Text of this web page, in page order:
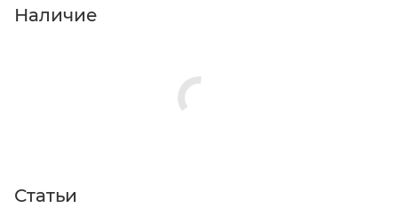
Нажмите кнопку «Оформить заказ».
Наличие
Статьи